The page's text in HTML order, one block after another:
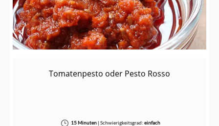
Tomatenpesto oder Pesto Rosso
15 Minuten |Schwierigkeitsgrad:einfach